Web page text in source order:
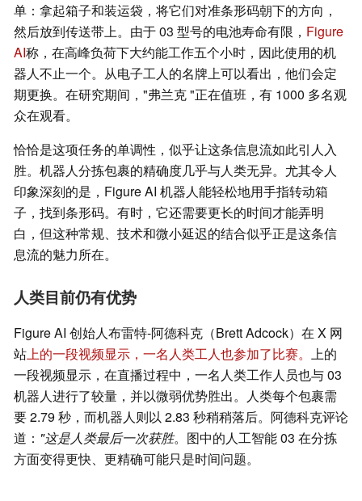
单：拿起箱子和装运袋，将它们对准条形码朝下的方向，
然后放到传送带上。由于 03 型号的电池寿命有限， Figure
AI称，在高峰负荷下大约能工作五个小时，因此使用的机
器人不止一个。从电子工人的名牌上可以看出，他们会定
期更换。在研究期间，"弗兰克 "正在值班，有 1000 多名观
众在观看。
恰恰是这项任务的单调性，似乎让这条信息流如此引人入
胜。机器人分拣包裹的精确度几乎与人类无异。尤其令人
印象深刻的是，Figure AI 机器人能轻松地用手指转动箱
子，找到条形码。有时，它还需要更长的时间才能弄明
白，但这种常规、技术和微小延迟的结合似乎正是这条信
息流的魅力所在。
人类目前仍有优势
Figure AI 创始人布雷特-阿德科克（Brett Adcock）在 X 网
站上的一段视频显示，一名人类工人也参加了比赛。 上的
一段视频显示，在直播过程中，一名人类工作人员也与 03
机器人进行了较量，并以微弱优势胜出。人类每个包裹需
要 2.79 秒，而机器人则以 2.83 秒稍稍落后。阿德科克评论
道： "这是人类最后一次获胜。图中的人工智能 03 在分拣
方面变得更快、更精确可能只是时间问题。